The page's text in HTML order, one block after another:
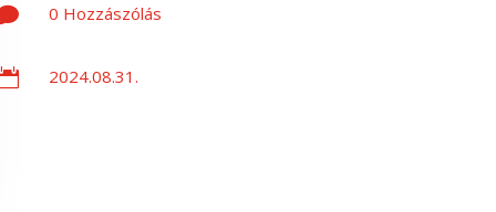
0 Hozzászólás
2024.08.31.